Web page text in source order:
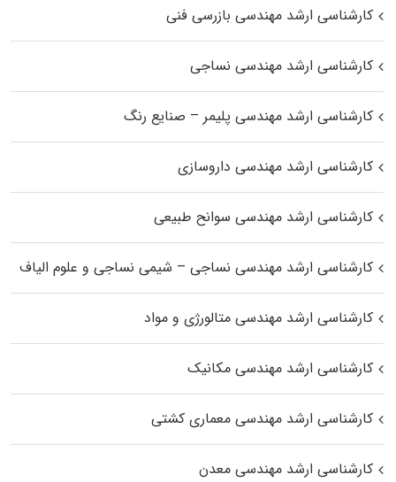
کارشناسی ارشد مهندسی بازرسی فنی
کارشناسی ارشد مهندسی نساجی
کارشناسی ارشد مهندسی پلیمر – صنایع رنگ
کارشناسی ارشد مهندسی داروسازی
کارشناسی ارشد مهندسی سوانح طبیعی
کارشناسی ارشد مهندسی نساجی – شیمی نساجی و علوم الیاف
کارشناسی ارشد مهندسی متالورژی و مواد
کارشناسی ارشد مهندسی مکانیک
کارشناسی ارشد مهندسی معماری کشتی
کارشناسی ارشد مهندسی معدن